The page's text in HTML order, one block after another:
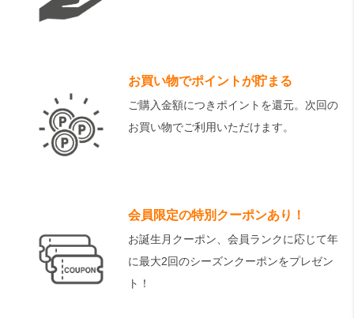
お買い物でポイントが貯まる
ご購入金額につきポイントを還元。次回の
お買い物でご利用いただけます。
会員限定の特別クーポンあり！
お誕生月クーポン、会員ランクに応じて年
に最大2回のシーズンクーポンをプレゼン
ト！